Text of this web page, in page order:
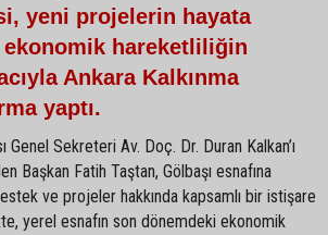
yeni projelerin hayata
hareketliliğin
Ankara Kalkınma
yaptı.
Genel Sekreteri Av. Doç. Dr. Duran Kalkan’ı
Başkan Fatih Taştan, Gölbaşı esnafına
ve projeler hakkında kapsamlı bir istişare
yerel esnafın son dönemdeki ekonomik